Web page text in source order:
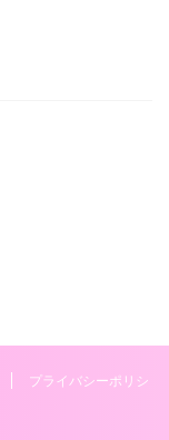
プライバシーポリシ